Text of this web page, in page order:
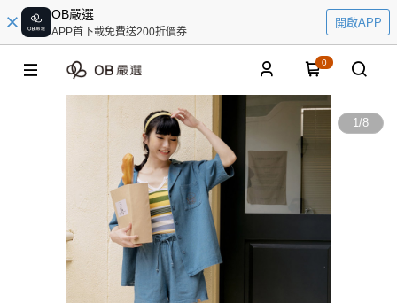
OB嚴選
APP首下載免費送200折價券
開啟APP
0
1/8